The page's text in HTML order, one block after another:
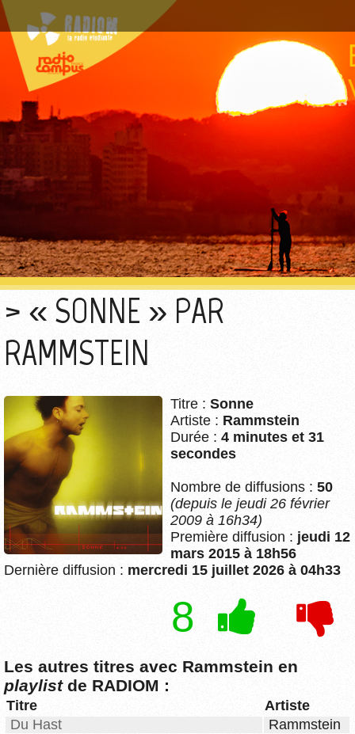
« SONNE » PAR
RAMMSTEIN
Titre : Sonne
Artiste : Rammstein
Durée : 4 minutes et 31
secondes
Nombre de diffusions : 50
(depuis le jeudi 26 février
2009 à 16h34)
Première diffusion : jeudi 12
mars 2015 à 18h56
Dernière diffusion : mercredi 15 juillet 2026 à 04h33
8
Les autres titres avec Rammstein en
playlistde RADIOM :
Titre
Artiste
Du Hast
Rammstein